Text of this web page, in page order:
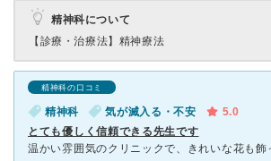
精神科について
【診療・治療法】 精神療法
精神科の口コミ
精神科 気が滅入る・不安
5.0
とても優しく信頼できる先生です